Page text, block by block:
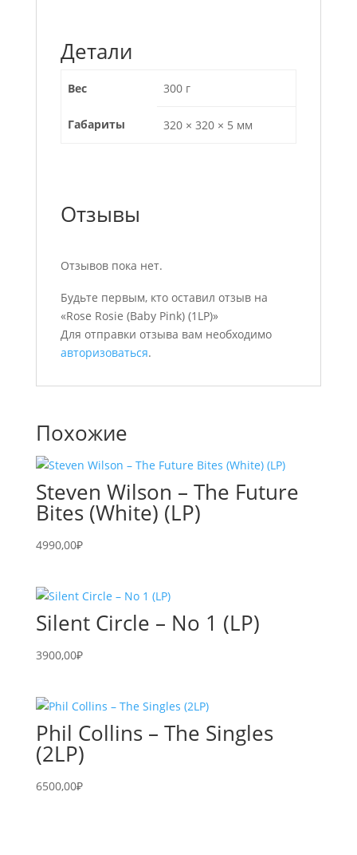
Детали
Вес 300 г
Габариты 320 × 320 × 5 мм
Отзывы
Отзывов пока нет.
Будьте первым, кто оставил отзыв на
«Rose Rosie (Baby Pink) (1LP)»
Для отправки отзыва вам необходимо
авторизоваться.
Похожие
Steven Wilson – The Future
Bites (White) (LP)
4990,00₽
Silent Circle – No 1 (LP)
3900,00₽
Phil Collins – The Singles
(2LP)
6500,00₽